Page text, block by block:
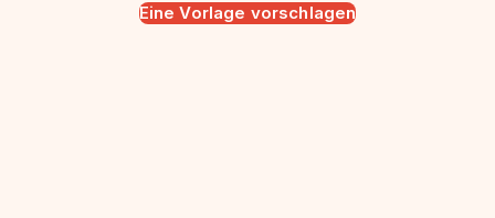
Eine Vorlage vorschlagen